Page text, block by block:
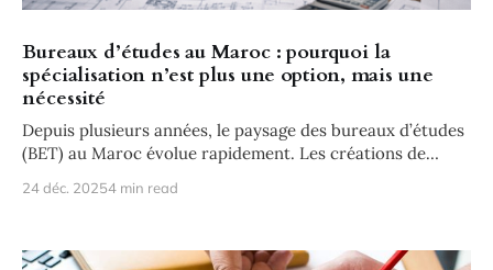
Bureaux d’études au Maroc : pourquoi la
spécialisation n’est plus une option, mais une
nécessité
Depuis plusieurs années, le paysage des bureaux d’études
(BET) au Maroc évolue rapidement. Les créations de
24 déc. 20254 min read